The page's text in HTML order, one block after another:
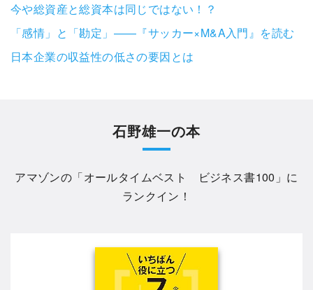
今や総資産と総資本は同じではない！？
「感情」と「勘定」——『サッカー×M&A入門』を読む
日本企業の収益性の低さの要因とは
石野雄一の本
アマゾンの「オールタイムベスト ビジネス書100 」に
ランクイン！